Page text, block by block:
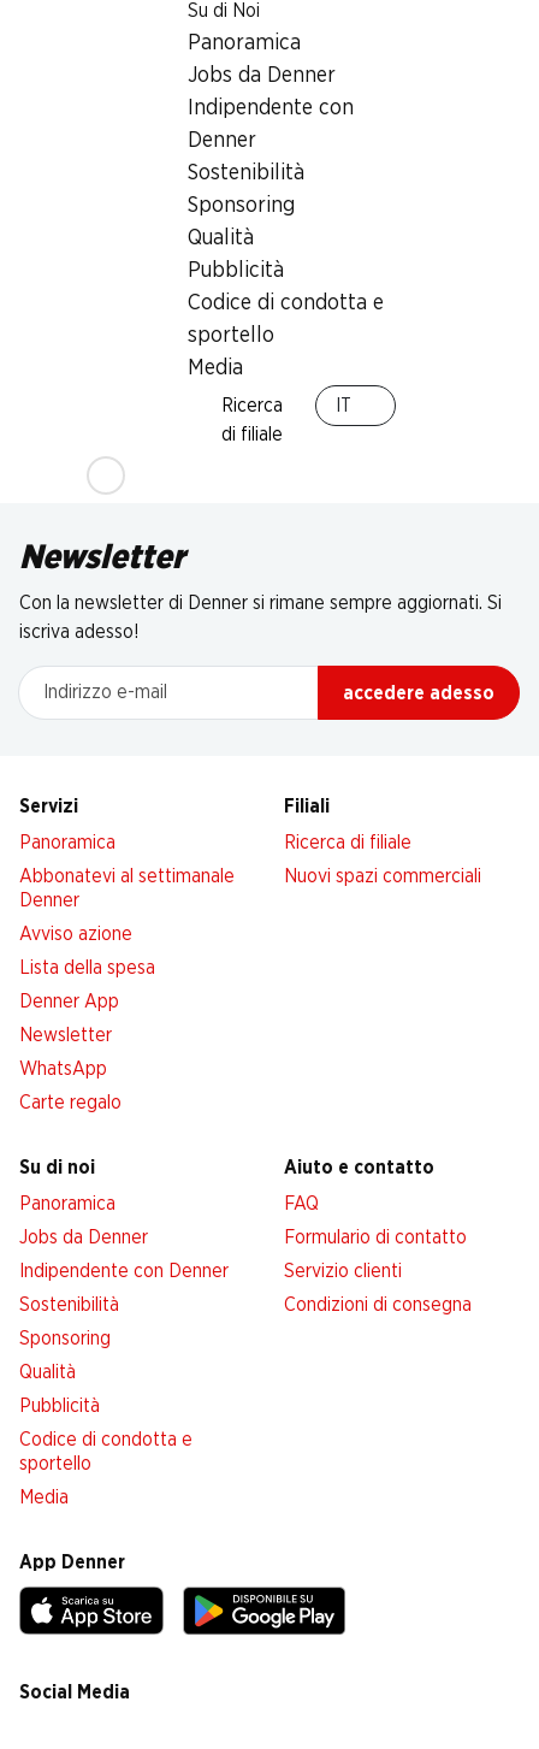
Su di Noi
Panoramica
Jobs da Denner
Indipendente con
Denner
Sostenibilità
Sponsoring
Qualità
Pubblicità
Codice di condotta e
sportello
Media
Ricerca
di filiale
Newsletter
Con la newsletter di Denner si rimane sempre aggiornati. Si
iscriva adesso!
Indirizzo e-mail
accedere adesso
Servizi
Panoramica
Abbonatevi al settimanale
Denner
Avviso azione
Lista della spesa
Denner App
Newsletter
WhatsApp
Carte regalo
Filiali
Ricerca di filiale
Nuovi spazi commerciali
Su di noi
Panoramica
Jobs da Denner
Indipendente con Denner
Sostenibilità
Sponsoring
Qualità
Pubblicità
Codice di condotta e
sportello
Media
Aiuto e contatto
FAQ
Formulario di contatto
Servizio clienti
Condizioni di consegna
App Denner
Social Media